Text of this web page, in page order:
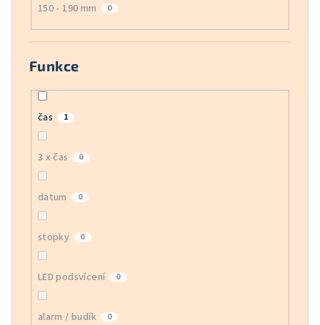
150 - 190 mm 0
Funkce
čas 1
3 x čas 0
datum 0
stopky 0
LED podsvícení 0
alarm / budík 0